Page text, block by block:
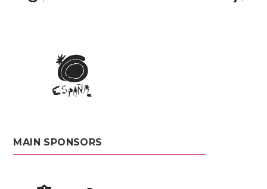
MAIN SPONSORS